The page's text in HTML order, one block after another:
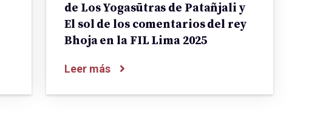
de Los Yogasūtras de Patañjali y
El sol de los comentarios del rey
Bhoja en la FIL Lima 2025
Leer más